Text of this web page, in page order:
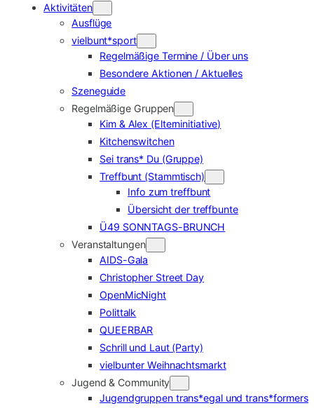
Aktivitäten
Ausflüge
vielbunt*sport
Regelmäßige Termine / Über uns
Besondere Aktionen / Aktuelles
Szeneguide
Regelmäßige Gruppen
Kim & Alex (Elterninitiative)
Kitchenswitchen
Sei trans* Du (Gruppe)
Treffbunt (Stammtisch)
Info zum treffbunt
Übersicht der treffbunte
Ü49 SONNTAGS-BRUNCH
Veranstaltungen
AIDS-Gala
Christopher Street Day
OpenMicNight
Polittalk
QUEERBAR
Schrill und Laut (Party)
vielbunter Weihnachtsmarkt
Jugend & Community
Jugendgruppen trans*egal und trans*formers